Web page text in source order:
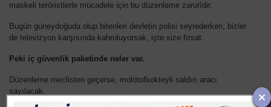
maskeli teröristlerle mücadele için bu düzenleme zarurîdir.
Bugün güneydoğuda olup bitenleri devletin polisi seyrederken, bizler
de televizyon karşısında kahroluyorsak, işte size fırsat.
Peki iç güvenlik paketinde neler var.
Düzenleme meclisten geçerse, molotofkokteyli saldırı aracı
sayılacak.